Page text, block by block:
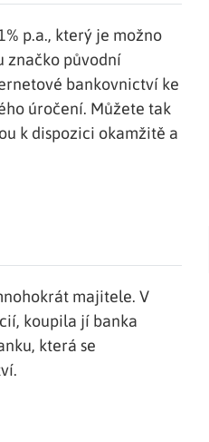
p.a., který je možno
značko původní
bankovnictví ke
úročení. Můžete tak
k dispozici okamžitě a
majitele. V
koupila jí banka
která se